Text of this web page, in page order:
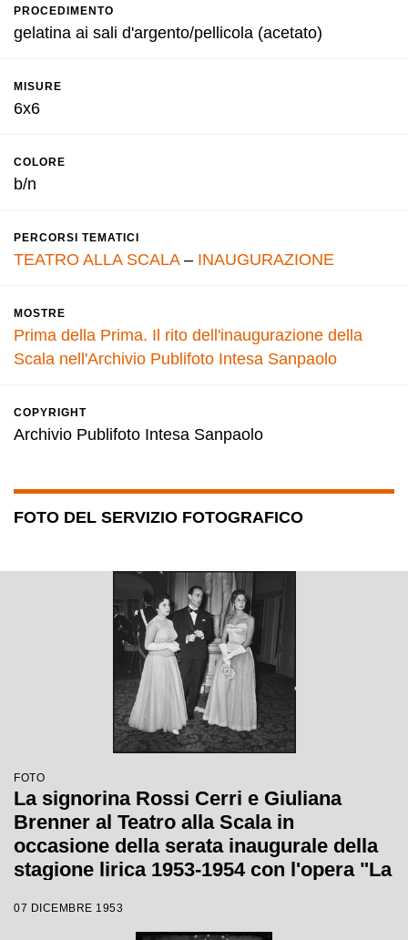
PROCEDIMENTO
gelatina ai sali d'argento/pellicola (acetato)
MISURE
6x6
COLORE
b/n
PERCORSI TEMATICI
TEATRO ALLA SCALA– INAUGURAZIONE
MOSTRE
Prima della Prima. Il rito dell'inaugurazione della
Scala nell'Archivio Publifoto Intesa Sanpaolo
COPYRIGHT
Archivio Publifoto Intesa Sanpaolo
FOTO DEL SERVIZIO FOTOGRAFICO
FOTO
La signorina Rossi Cerri e Giuliana
Brenner al Teatro alla Scala in
occasione della serata inaugurale della
stagione lirica 1953-1954 con l'opera "La
Carlo Maria Giulini, con la regia di
07 DICEMBRE 1953